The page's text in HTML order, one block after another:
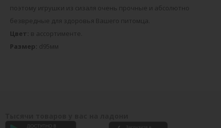
поэтому игрушки из сизаля очень прочные и абсолютно
безвредные для здоровья Вашего питомца.
Цвет: в ассортименте.
Размер: d95мм